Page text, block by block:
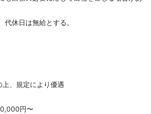
休日は無給とする。
、規定により優遇
円〜